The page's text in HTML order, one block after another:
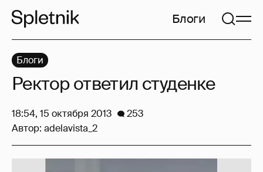
Блоги
Блоги
Ректор ответил студенке
18:54, 15 октября 2013
253
Автор: adelavista_2